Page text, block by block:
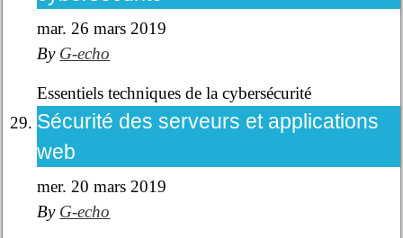
mar. 26 mars 2019
By G-echo
Essentiels techniques de la cybersécurité
Sécurité des serveurs et applications
web
mer. 20 mars 2019
By G-echo